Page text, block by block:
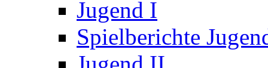
Jugend I
Spielberichte